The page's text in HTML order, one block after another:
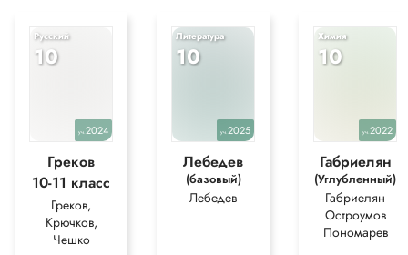
Русский
10
уч. 2024
Греков
10-11 класс
Греков,
Крючков,
Чешко
Литература
10
уч.2025
Лебедев
(базовый)
Лебедев
Химия
10
уч.2022
Габриелян
(Углубленный)
Габриелян
Остроумов
Пономарев